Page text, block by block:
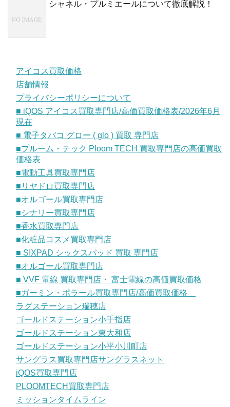
シャネル・プルミエールについて徹底解説！
アイコス買取価格
店舗情報
プライバシーポリシーについて
■ iQOS アイコス買取専門店/高価買取価格表/2026年6月
現在
■ 電子タバコ グロー ( glo ) 買取 専門店
■プルーム・テック Ploom TECH 買取専門店の高価買取
価格表
■電動工具買取専門店
■リヤドロ買取専門店
■オルゴール買取専門店
■シナリー買取専門店
■香水買取専門店
■化粧品コスメ買取専門店
■ SIXPAD シックスパッド 買取 専門店
■オルゴール買取専門店
■ VVF 電線 買取専門店・ 富士電線の高価買取価格
■ガーミン・ポラール買取専門店/高価買取価格
ラグステーション瑞穂店
ゴールドステーション小手指店
ゴールドステーション東大和店
ゴールドステーション小平小川町店
サングラス買取専門店サングラスネット
iQOS買取専門店
PLOOMTECH買取専門店
ミッションタイムライン